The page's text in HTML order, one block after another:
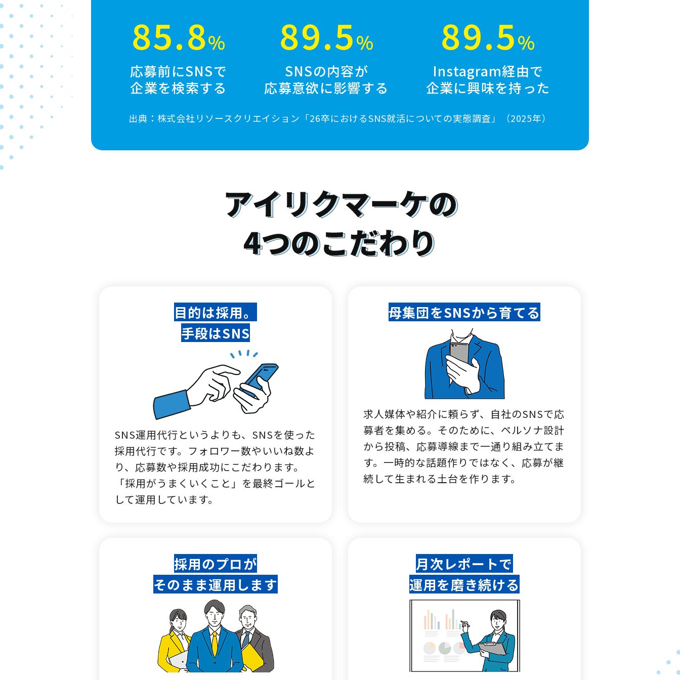
85.8%
応募前にSNSで
企業を検索する
89.5%
SNSの内容が
応募意欲に影響する
89.5%
Instagram経由で
企業に興味を持った
出典：株式会社リソースクリエイション「26卒におけるSNS就活についての実態調査」（2025年）
目的は採用。
手段はSNS
SNS運用代行というよりも、SNSを使った
採用代行です。フォロワー数やいいね数よ
り、応募数や採用成功にこだわります。
「採用がうまくいくこと」を最終ゴールと
して運用しています。
母集団をSNSから育てる
求人媒体や紹介に頼らず、自社のSNSで応
募者を集める。そのために、ペルソナ設計
から投稿、応募導線まで一通り組み立てま
す。一時的な話題作りではなく、応募が継
続して生まれる土台を作ります。
採用のプロが
そのまま運用します
月次レポートで
運用を磨き続ける